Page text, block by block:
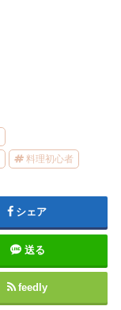
料理初心者
シェア
送る
feedly